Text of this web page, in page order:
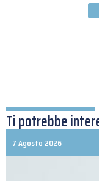
Ti potrebbe
7 Agosto 2026